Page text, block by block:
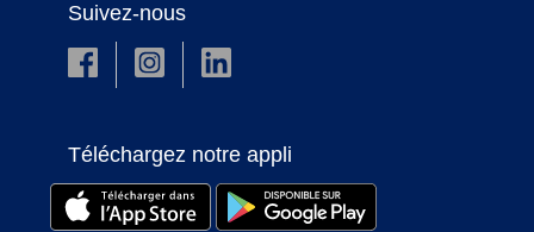
Suivez-nous
Téléchargez notre appli